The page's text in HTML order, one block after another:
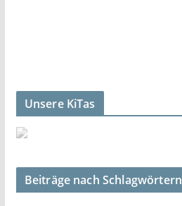
Unsere KiTas
Beiträge nach Schlagwörtern